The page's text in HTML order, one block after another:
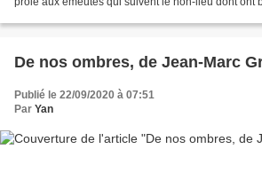
De nos ombres, de Jean-Marc
Publié le 22/09/2020 à 07:51
Par Yan